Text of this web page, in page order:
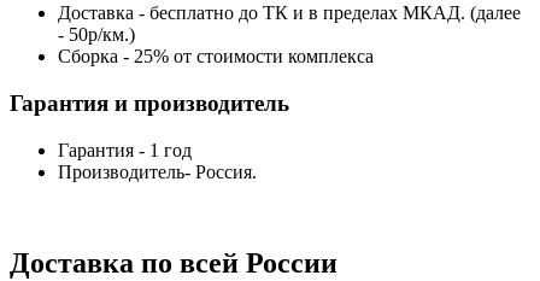
Доставка - бесплатно до ТК и в пределах МКАД. (далее
- 50р/км.)
Сборка - 25% от стоимости комплекса
Гарантия и производитель
Гарантия - 1 год
Производитель- Россия.
Доставка по всей России